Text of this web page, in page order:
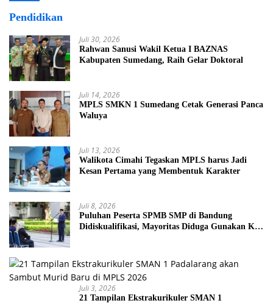
Pendidikan
Juli 30, 2026
Rahwan Sanusi Wakil Ketua I BAZNAS
Kabupaten Sumedang, Raih Gelar Doktoral
Juli 14, 2026
MPLS SMKN 1 Sumedang Cetak Generasi Panca
Waluya
Juli 13, 2026
Walikota Cimahi Tegaskan MPLS harus Jadi
Kesan Pertama yang Membentuk Karakter
Juli 8, 2026
Puluhan Peserta SPMB SMP di Bandung
Didiskualifikasi, Mayoritas Diduga Gunakan KK
Juli 3, 2026
21 Tampilan Ekstrakurikuler SMAN 1